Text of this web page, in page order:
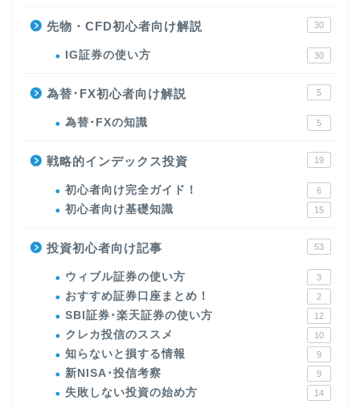
先物・CFD初心者向け解説 30
IG証券の使い方 30
為替･FX初心者向け解説 5
為替･FXの知識 5
戦略的インデックス投資 19
初心者向け完全ガイド！ 6
初心者向け基礎知識 15
投資初心者向け記事 53
ウィブル証券の使い方 3
おすすめ証券口座まとめ！ 2
SBI証券･楽天証券の使い方 12
クレカ投信のススメ 10
知らないと損する情報 9
新NISA･投信考察 9
失敗しない投資の始め方 14